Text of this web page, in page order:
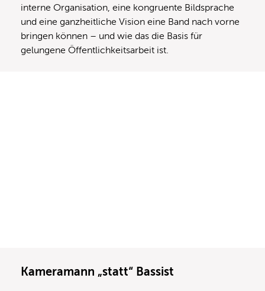
interne Organisation, eine kongruente Bildsprache
und eine ganzheitliche Vision eine Band nach vorne
bringen können – und wie das die Basis für
gelungene Öffentlichkeitsarbeit ist.
Kameramann „statt“ Bassist